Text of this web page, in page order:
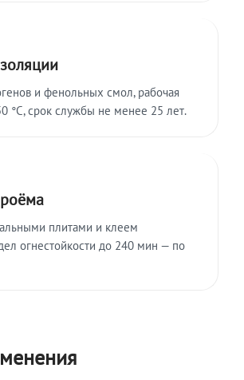
и фенольных смол, рабочая
°C, срок службы не менее 25 лет.
плитами и клеем
огнестойкости до 240 мин — по